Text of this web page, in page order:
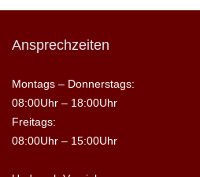
Ansprechzeiten
Montags – Donnerstags:
08:00Uhr – 18:00Uhr
Freitags:
08:00Uhr – 15:00Uhr